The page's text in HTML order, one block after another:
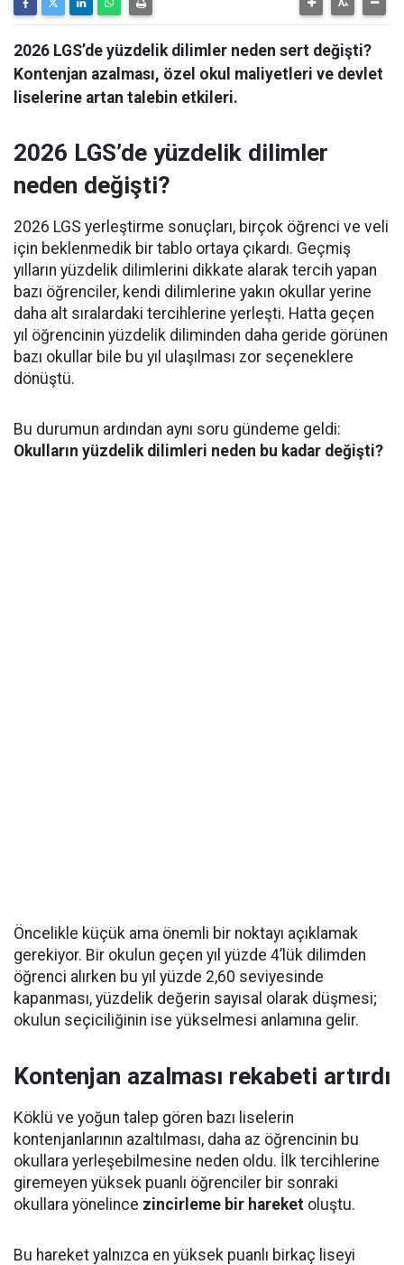
2026 LGS’de yüzdelik dilimler neden sert değişti?
Kontenjan azalması, özel okul maliyetleri ve devlet
liselerine artan talebin etkileri.
2026 LGS’de yüzdelik dilimler
neden değişti?
2026 LGS yerleştirme sonuçları, birçok öğrenci ve veli
için beklenmedik bir tablo ortaya çıkardı. Geçmiş
yılların yüzdelik dilimlerini dikkate alarak tercih yapan
bazı öğrenciler, kendi dilimlerine yakın okullar yerine
daha alt sıralardaki tercihlerine yerleşti. Hatta geçen
yıl öğrencinin yüzdelik diliminden daha geride görünen
bazı okullar bile bu yıl ulaşılması zor seçeneklere
dönüştü.
Bu durumun ardından aynı soru gündeme geldi:
Okulların yüzdelik dilimleri neden bu kadar değişti?
Öncelikle küçük ama önemli bir noktayı açıklamak
gerekiyor. Bir okulun geçen yıl yüzde 4’lük dilimden
öğrenci alırken bu yıl yüzde 2,60 seviyesinde
kapanması, yüzdelik değerin sayısal olarak düşmesi;
okulun seçiciliğinin ise yükselmesi anlamına gelir.
Kontenjan azalması rekabeti artırdı
Köklü ve yoğun talep gören bazı liselerin
kontenjanlarının azaltılması, daha az öğrencinin bu
okullara yerleşebilmesine neden oldu. İlk tercihlerine
giremeyen yüksek puanlı öğrenciler bir sonraki
okullara yönelince zincirleme bir hareket oluştu.
Bu hareket yalnızca en yüksek puanlı birkaç liseyi